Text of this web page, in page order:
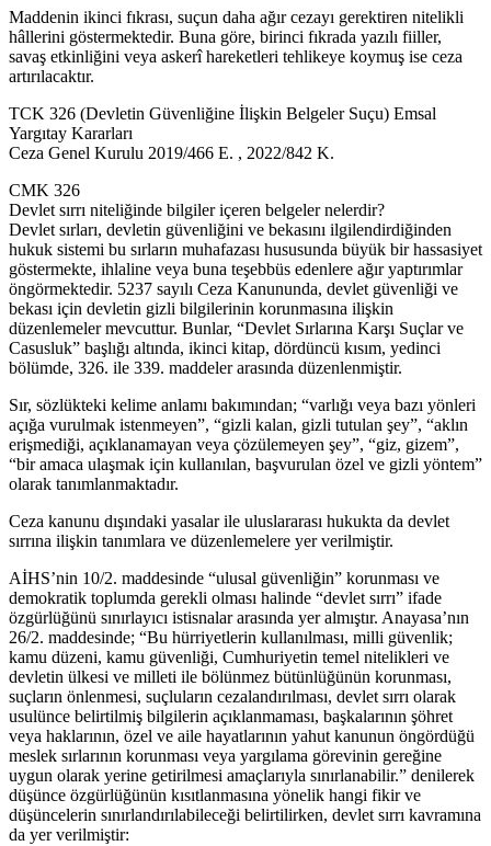
Maddenin ikinci fıkrası, suçun daha ağır cezayı gerektiren nitelikli
hâllerini göstermektedir. Buna göre, birinci fıkrada yazılı fiiller,
savaş etkinliğini veya askerî hareketleri tehlikeye koymuş ise ceza
artırılacaktır.
TCK 326 (Devletin Güvenliğine İlişkin Belgeler Suçu) Emsal
Yargıtay Kararları
Ceza Genel Kurulu 2019/466 E. , 2022/842 K.
CMK 326
Devlet sırrı niteliğinde bilgiler içeren belgeler nelerdir?
Devlet sırları, devletin güvenliğini ve bekasını ilgilendirdiğinden
hukuk sistemi bu sırların muhafazası hususunda büyük bir hassasiyet
göstermekte, ihlaline veya buna teşebbüs edenlere ağır yaptırımlar
öngörmektedir. 5237 sayılı Ceza Kanununda, devlet güvenliği ve
bekası için devletin gizli bilgilerinin korunmasına ilişkin
düzenlemeler mevcuttur. Bunlar, “Devlet Sırlarına Karşı Suçlar ve
Casusluk” başlığı altında, ikinci kitap, dördüncü kısım, yedinci
bölümde, 326. ile 339. maddeler arasında düzenlenmiştir.
Sır, sözlükteki kelime anlamı bakımından; “varlığı veya bazı yönleri
açığa vurulmak istenmeyen”, “gizli kalan, gizli tutulan şey”, “aklın
erişmediği, açıklanamayan veya çözülemeyen şey”, “giz, gizem”,
“bir amaca ulaşmak için kullanılan, başvurulan özel ve gizli yöntem”
olarak tanımlanmaktadır.
Ceza kanunu dışındaki yasalar ile uluslararası hukukta da devlet
sırrına ilişkin tanımlara ve düzenlemelere yer verilmiştir.
AİHS’nin 10/2. maddesinde “ulusal güvenliğin” korunması ve
demokratik toplumda gerekli olması halinde “devlet sırrı” ifade
özgürlüğünü sınırlayıcı istisnalar arasında yer almıştır. Anayasa’nın
26/2. maddesinde; “Bu hürriyetlerin kullanılması, milli güvenlik;
kamu düzeni, kamu güvenliği, Cumhuriyetin temel nitelikleri ve
devletin ülkesi ve milleti ile bölünmez bütünlüğünün korunması,
suçların önlenmesi, suçluların cezalandırılması, devlet sırrı olarak
usulünce belirtilmiş bilgilerin açıklanmaması, başkalarının şöhret
veya haklarının, özel ve aile hayatlarının yahut kanunun öngördüğü
meslek sırlarının korunması veya yargılama görevinin gereğine
uygun olarak yerine getirilmesi amaçlarıyla sınırlanabilir.” denilerek
düşünce özgürlüğünün kısıtlanmasına yönelik hangi fikir ve
düşüncelerin sınırlandırılabileceği belirtilirken, devlet sırrı kavramına
da yer verilmiştir: